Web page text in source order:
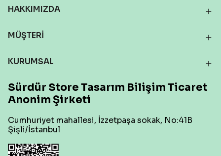
HAKKIMIZDA
MÜŞTERİ
KURUMSAL
Sürdür Store Tasarım Bilişim Ticaret
Anonim Şirketi
Cumhuriyet mahallesi, İzzetpaşa sokak, No:41B
Şişli/İstanbul